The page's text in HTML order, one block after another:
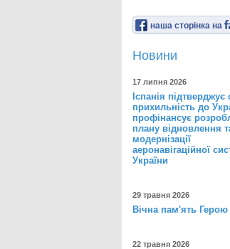
наша сторінка на
Новини
17 липня 2026
Іспанія
прихильність до
профінансує
плану відновлення
модернізації
аеронавігаційної
України
29 травня 2026
Вічна пам'ять Герою
22 травня 2026